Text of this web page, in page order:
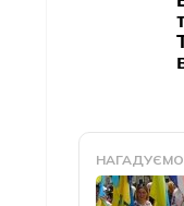
НАГАДУЄМО